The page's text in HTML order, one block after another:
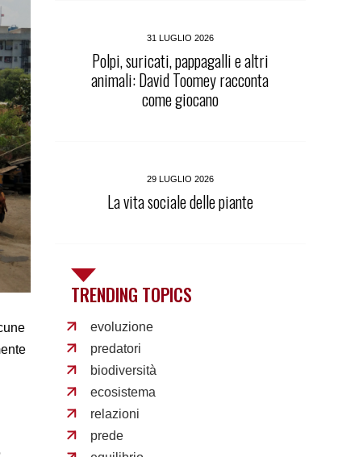
31 LUGLIO 2026
Polpi, suricati, pappagalli e altri
animali: David Toomey racconta
come giocano
29 LUGLIO 2026
La vita sociale delle piante
TRENDING TOPICS
evoluzione
predatori
biodiversità
ecosistema
relazioni
prede